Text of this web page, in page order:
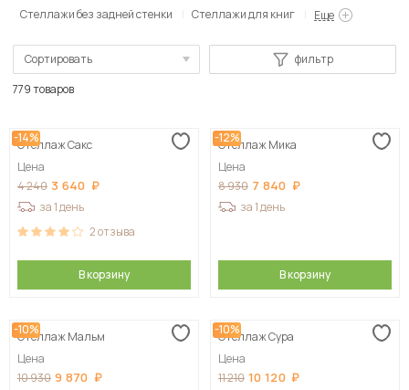
Стеллажи без задней стенки
Стеллажи для книг Еще
Сортировать
Сначала дорогие
фильтр
779 товаров
-14%
Стеллаж Сакс
Цена
4 240 3 640
за 1 день
2отзыва
В корзину
-12%
Стеллаж Мика
Цена
8 930 7 840
за 1 день
В корзину
-10%
Стеллаж Мальм
Цена
10 930 9 870
-10%
Стеллаж Сура
Цена
11 210 10 120